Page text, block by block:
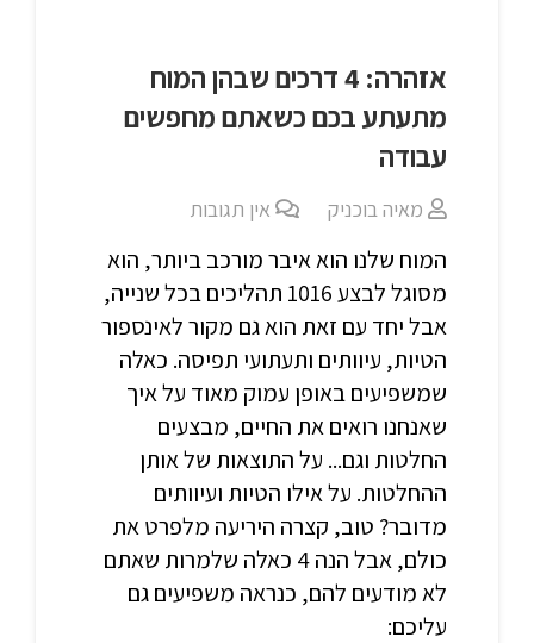
אזהרה: 4 דרכים שבהן המוח
מתעתע בכם כשאתם מחפשים
עבודה
מאיה בוכניק אין תגובות
המוח שלנו הוא איבר מורכב ביותר, הוא
מסוגל לבצע 1016 תהליכים בכל שנייה,
אבל יחד עם זאת הוא גם מקור לאינספור
הטיות, עיוותים ותעתועי תפיסה. כאלה
שמשפיעים באופן עמוק מאוד על איך
שאנחנו רואים את החיים, מבצעים
החלטות וגם... על התוצאות של אותן
ההחלטות. על אילו הטיות ועיוותים
מדובר? טוב, קצרה היריעה מלפרט את
כולם, אבל הנה 4 כאלה שלמרות שאתם
לא מודעים להם, כנראה משפיעים גם
עליכם: